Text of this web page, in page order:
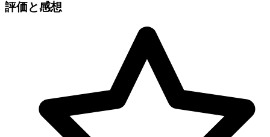
評価と感想